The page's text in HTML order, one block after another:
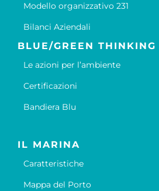
Modello organizzativo 231
Bilanci Aziendali
BLUE/GREEN THINKING
Le azioni per l’ambiente
Certificazioni
Bandiera Blu
IL MARINA
Caratteristiche
Mappa del Porto